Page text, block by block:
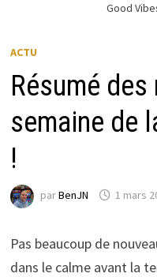
Good
ACTU
Résumé
semaine de
!
parBenJN 1 mars
Pas beaucoup de
dans le calme avant la